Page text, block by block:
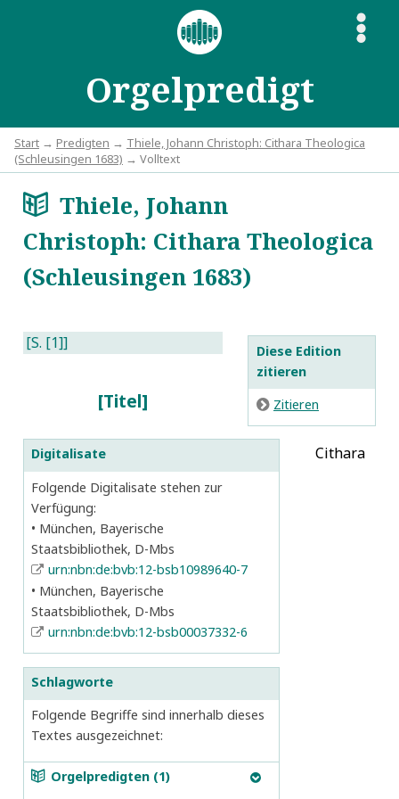
Orgelpredigt
S
Start → Predigten → Thiele, Johann Christoph: Cithara Theologica
(Schleusingen 1683) → Volltext
aThiele, Johann
Christoph: Cithara Theologica
(Schleusingen 1683)
Diese Edition
zitieren
E Zitieren
Digitalisate
Folgende Digitalisate stehen zur
Verfügung:
München, Bayerische
Staatsbibliothek, D-Mbs
urn:nbn:de:bvb:12-bsb10989640-7
München, Bayerische
Staatsbibliothek, D-Mbs
urn:nbn:de:bvb:12-bsb00037332-6
Schlagworte
Folgende Begriffe sind innerhalb dieses
Textes ausgezeichnet:
B
aOrgelpredigten (1)
[S. [1]]
Titel
Cithara